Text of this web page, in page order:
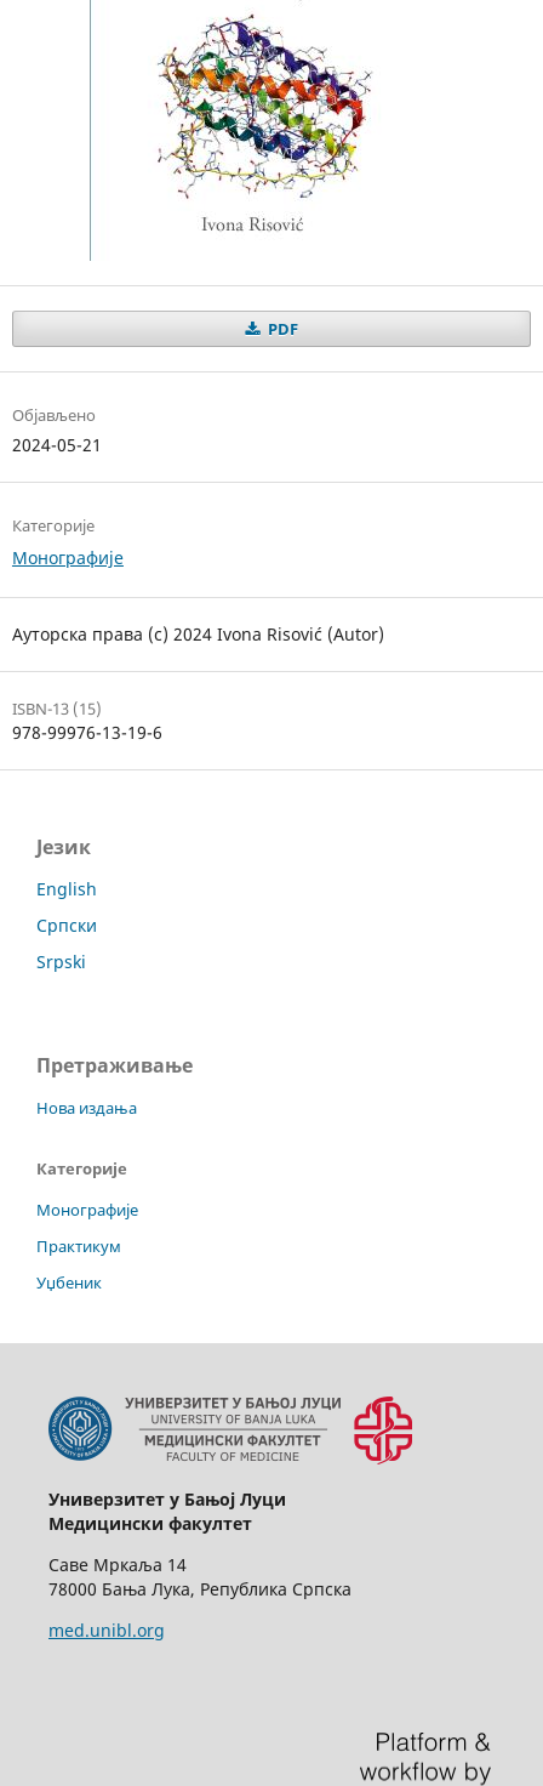
PDF
Објављено
2024-05-21
Категорије
Монографије
Ауторска права (c) 2024 Ivona Risović (Autor)
ISBN-13 (15)
978-99976-13-19-6
Језик
English
Српски
Srpski
Претраживање
Нова издања
Категорије
Монографије
Практикум
Уџбеник
Универзитет у Бањој Луци
Медицински факултет
Саве Мркаља 14
78000 Бања Лука, Република Српска
med.unibl.org